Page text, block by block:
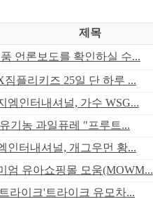
제목
언론보도를 확인하실 수...
플리키즈 25일 단 하루 ...
엠인터내셔널, 가수 WSG...
기농 과일퓨레 "프루트...
인터내셔널, 개그우먼 황...
엄 유아쇼핑몰 모움(MOWM...
라이크'트라이크 유모차...